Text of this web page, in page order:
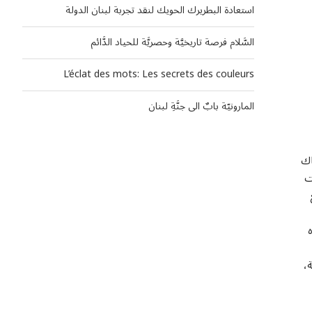
استعادة البطريرك الحويك لنقد تجربة لبنان الدولة
السَّلام فرصة تاريخيَّة وحصريَّة للحياد الدَّائم
L’éclat des mots: Les secrets des couleurs
المارونيّة بابٌ الى جنَّةِ لبنان